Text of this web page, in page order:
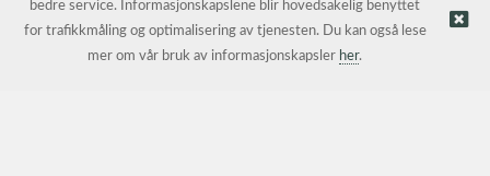
© Grønn Industri AS | Nettbutikk levert avKréatif AS
bedre service. Informasjonskapslene blir hovedsakelig benyttet
for trafikkmåling og optimalisering av tjenesten. Du kan også lese
mer om vår bruk av informasjonskapsler her.